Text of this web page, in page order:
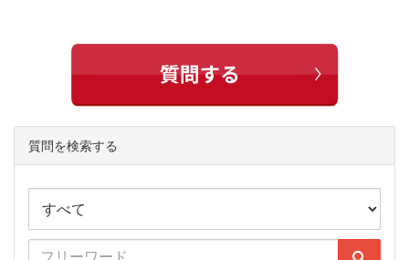
質問を検索する